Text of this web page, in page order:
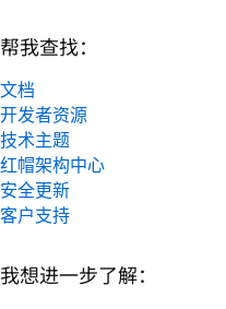
帮我查找：
文档
开发者资源
技术主题
红帽架构中心
安全更新
客户支持
我想进一步了解：